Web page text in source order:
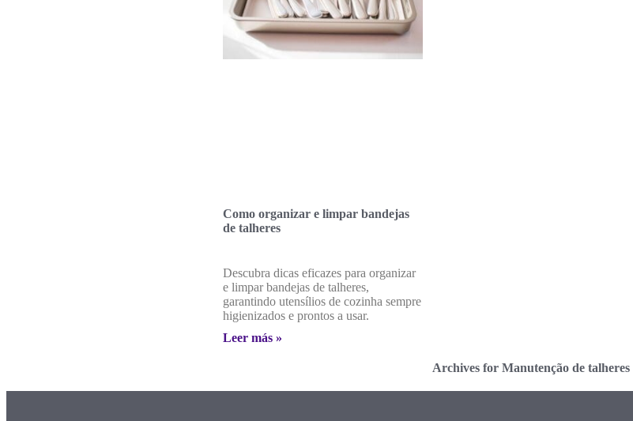
Como organizar e limpar bandejas
de talheres
Descubra dicas eficazes para organizar
e limpar bandejas de talheres,
garantindo utensílios de cozinha sempre
higienizados e prontos a usar.
Leer más »
Archives for Manutenção de talheres